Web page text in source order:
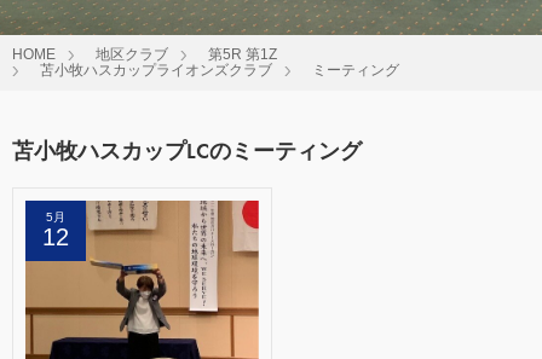
HOME 地区クラブ
第5R 第1Z
苫小牧ハスカップライオンズクラブ
ミーティング
苫小牧ハスカップLCのミーティング
5月
12